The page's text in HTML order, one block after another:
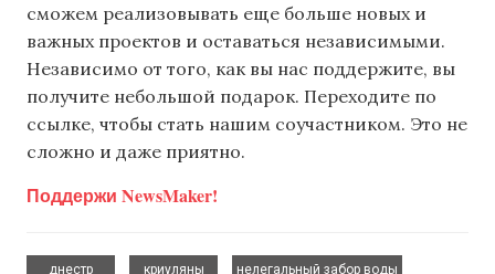
сможем реализовывать еще больше новых и
важных проектов и оставаться независимыми.
Независимо от того, как вы нас поддержите, вы
получите небольшой подарок. Переходите по
ссылке, чтобы стать нашим соучастником. Это не
сложно и даже приятно.
Поддержи NewsMaker!
днестр
криуляны
нелегальный забор воды